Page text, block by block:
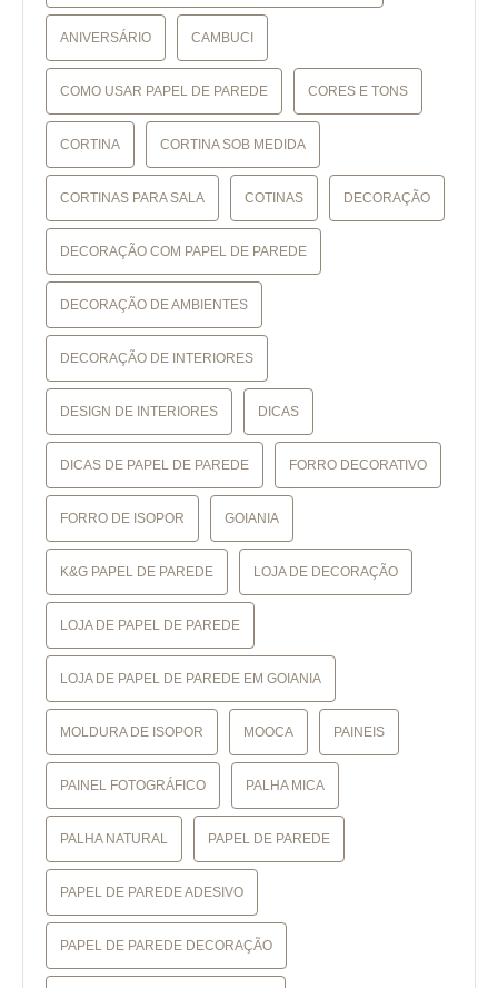
ANIVERSÁRIO CAMBUCI
COMO USAR PAPEL DE PAREDE CORES E TONS
CORTINA CORTINA SOB MEDIDA
CORTINAS PARA SALA COTINAS DECORAÇÃO
DECORAÇÃO COM PAPEL DE PAREDE
DECORAÇÃO DE AMBIENTES
DECORAÇÃO DE INTERIORES
DESIGN DE INTERIORES DICAS
DICAS DE PAPEL DE PAREDE FORRO DECORATIVO
FORRO DE ISOPOR GOIANIA
K&G PAPEL DE PAREDE LOJA DE DECORAÇÃO
LOJA DE PAPEL DE PAREDE
LOJA DE PAPEL DE PAREDE EM GOIANIA
MOLDURA DE ISOPOR MOOCA PAINEIS
PAINEL FOTOGRÁFICO PALHA MICA
PALHA NATURAL PAPEL DE PAREDE
PAPEL DE PAREDE ADESIVO
PAPEL DE PAREDE DECORAÇÃO